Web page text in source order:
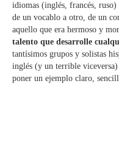
idiomas (inglés, francés,
de un vocablo a otro, de un
aquello que era hermoso y
talento que desarrolle
tantísimos grupos y solistas
inglés (y un terrible
poner un ejemplo claro,